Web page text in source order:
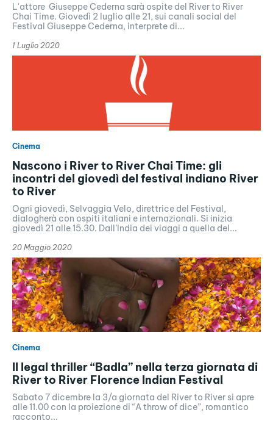
L'attore Giuseppe Cederna sarà ospite del River to River
Chai Time. Giovedì 2 luglio alle 21, sui canali social del
Festival Giuseppe Cederna, interprete di...
1 Luglio 2020
Cinema
Nascono i River to River Chai Time: gli
incontri del giovedì del festival indiano River
to River
Ogni giovedì, Selvaggia Velo, direttrice del Festival,
dialogherà con ospiti italiani e internazionali. Si inizia
giovedì 21 alle 15.30. Dall’India dei viaggi a quella del...
20 Maggio 2020
Cinema
Il legal thriller “Badla” nella terza giornata di
River to River Florence Indian Festival
Sabato 7 dicembre la 3/a giornata del River to River si apre
alle 11.00 con la proiezione di “A throw of dice”, romantico
racconto...